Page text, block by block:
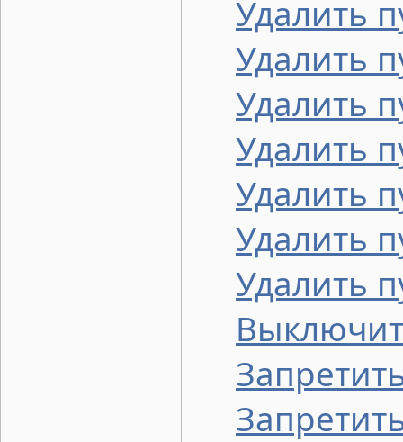
Удалить
Удалить
Удалить
Удалить
Удалить
Удалить
Удалить